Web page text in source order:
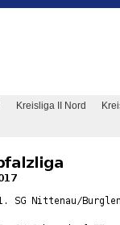
Kreisliga II Nord